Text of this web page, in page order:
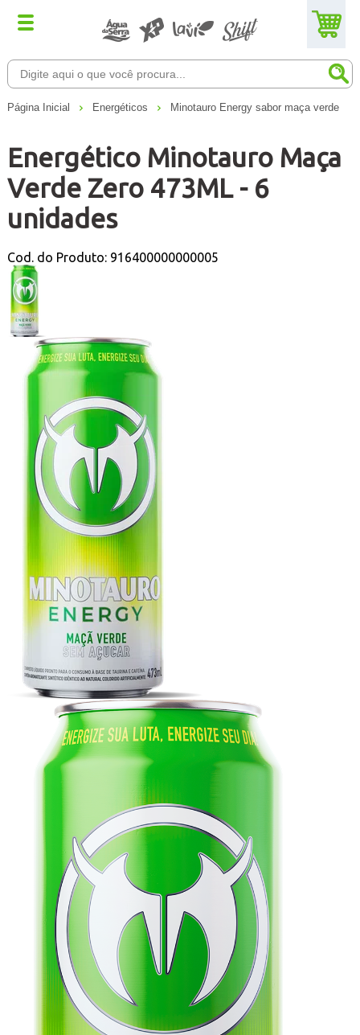
Página Inicial Energéticos Minotauro Energy sabor maça verde
Energético Minotauro Maça
Verde Zero 473ML - 6
unidades
Cod. do Produto: 916400000000005